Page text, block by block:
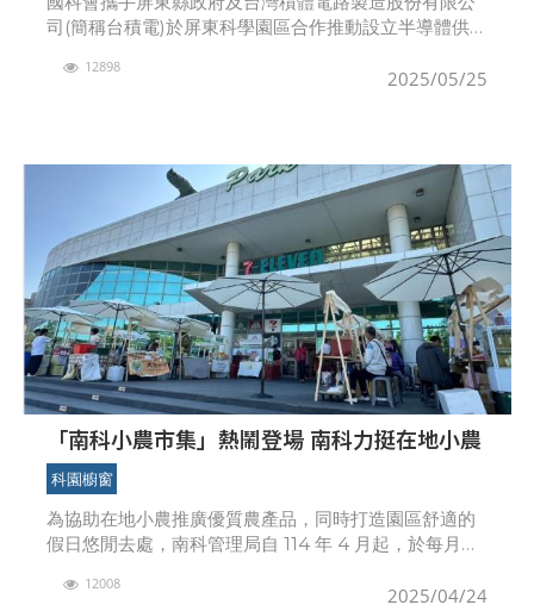
司(簡稱台積電)於屏東科學園區合作推動設立半導體供應
拓展國際市場。5月19日舉行進駐啟動典禮活動，超過2
2025/05/25
12898
「南科小農市集」熱鬧登場 南科力挺在地小農
科園櫥窗
為協助在地小農推廣優質農產品，同時打造園區舒適的
假日悠閒去處，南科管理局自 114 年 4 月起，於每月最
2025/04/24
12008